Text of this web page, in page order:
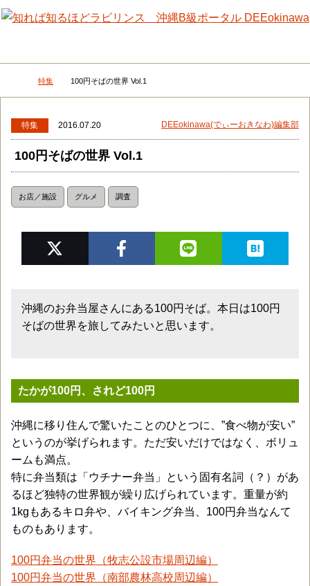
メニュー 検
DEEokinawaトップ
特集 100円そばの世界 Vol.1
特集 2016.07.20 DEEokinawa(でぃーおきなわ)編集部
100円そばの世界 Vol.1
お店／施設 グルメ 調査
沖縄のお弁当屋さんにある100円そば。本日は100円
そばの世界を旅してみたいと思います。
たかが100円、されど100円
沖縄に移り住んで驚いたことのひとつに、”食べ物が安い”
というのが挙げられます。ただ安いだけではなく、ボリュ
ームも満点。
特に弁当類は「ウチナー弁当」という固有名詞（？）があ
るほど独特の世界観が繰り広げられています。重量が約
1kgもあるキロ弁や、バイキング弁当、100円弁当なんて
ものもあります。
100円弁当の世界（牧志公設市場周辺編）
100円弁当の世界（南部農林高校周辺編）